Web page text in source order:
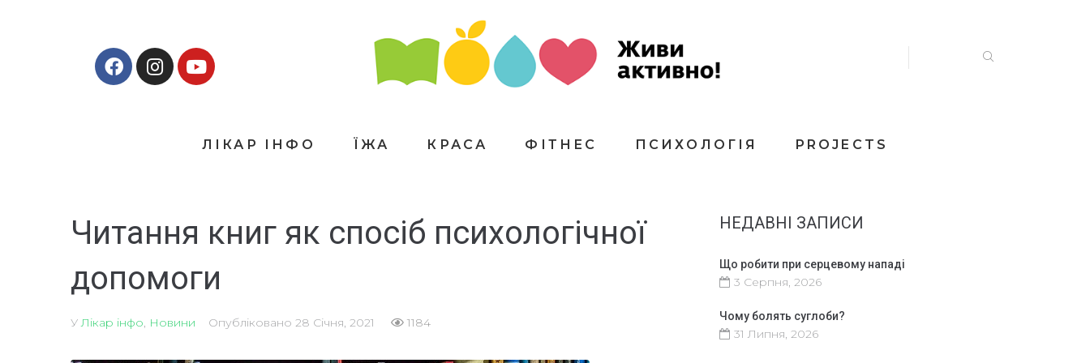
ЛІКАР ІНФО ЇЖА КРАСА ФІТНЕС ПСИХОЛОГІЯ PROJECTS
Читання книг як спосіб психологічної
допомоги
УЛікар інфо, Новини Опубліковано 28 Січня, 2021 1184
НЕДАВНІ ЗАПИСИ
Що робити при серцевому нападі
3 Серпня, 2026
Чому болять суглоби?
31 Липня, 2026